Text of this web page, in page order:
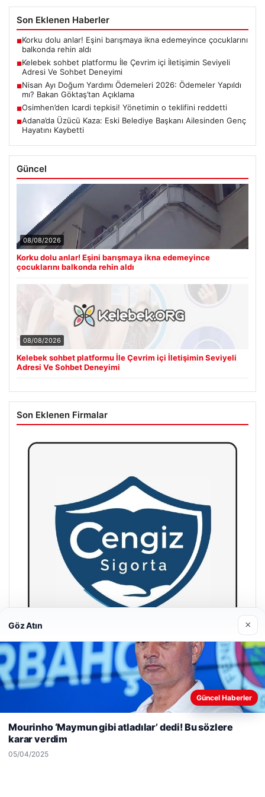
Son Eklenen Haberler
■Korku dolu anlar! Eşini barışmaya ikna edemeyince çocuklarını
balkonda rehin aldı
■Kelebek sohbet platformu İle Çevrim içi İletişimin Seviyeli
Adresi Ve Sohbet Deneyimi
■Nisan Ayı Doğum Yardımı Ödemeleri 2026: Ödemeler Yapıldı
mı? Bakan Göktaş’tan Açıklama
■Osimhen’den Icardi tepkisi! Yönetimin o teklifini reddetti
■Adana’da Üzücü Kaza: Eski Belediye Başkanı Ailesinden Genç
Hayatını Kaybetti
Güncel
08/08/2026
Korku dolu anlar! Eşini barışmaya ikna edemeyince
çocuklarını balkonda rehin aldı
08/08/2026
Kelebek sohbet platformu İle Çevrim içi İletişimin Seviyeli
Adresi Ve Sohbet Deneyimi
Son Eklenen Firmalar
Hastaş Beton
26/05/2026
Web sitemizi nasıl kullandığınızı daha iyi anlayabilmek,
kullanıyoruz.Çerez Politikamız
Göz Atın ×
Güncel Haberler
Mourinho ‘Maymun gibi atladılar’ dedi! Bu sözlere
karar verdim
05/04/2025